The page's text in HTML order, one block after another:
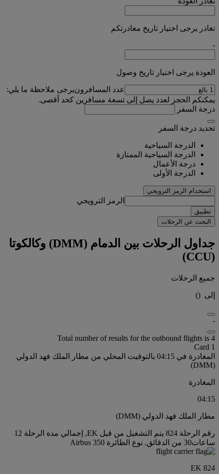
تغادر يرجى اختيار تاريخ مغادرتكم
-
العودة يرجى اختيار تاريخ وصول
عدد المسافرونيرجى ملاحظة ما يلي:
يمكنكم الحجز لعدد يصل إلى تسعة مسافرين كحد أقصى.
درجة السفر
تحديد درجة السفر
الدرجة السياحية
الدرجة السياحية الممتازة
درجة الأعمال
الدرجة الأولى
استخدام الرمز الترويجي
الرمز الترويجي
تطبيق
البحث عن الرحلات
جداول الرحلات بين الدمام (DMM) وكالكوتا
(CCU)
جميع الرحلات
إلى (
)
-
Total number of results for the outbound flights is 4
Card 1
المغادرة في 04:15 بالتوقيت المحلي من مطار الملك فهد الدولي
(DMM)
المغادرة
04:15
مطار الملك فهد الدولي (DMM)
رقم الرحلة 824 يتم التشغيل من قبل EK, إجمالي مدة الرحلة 12
ساعات30 من الدقائق, نوع الطائرة Airbus 350
EK 824